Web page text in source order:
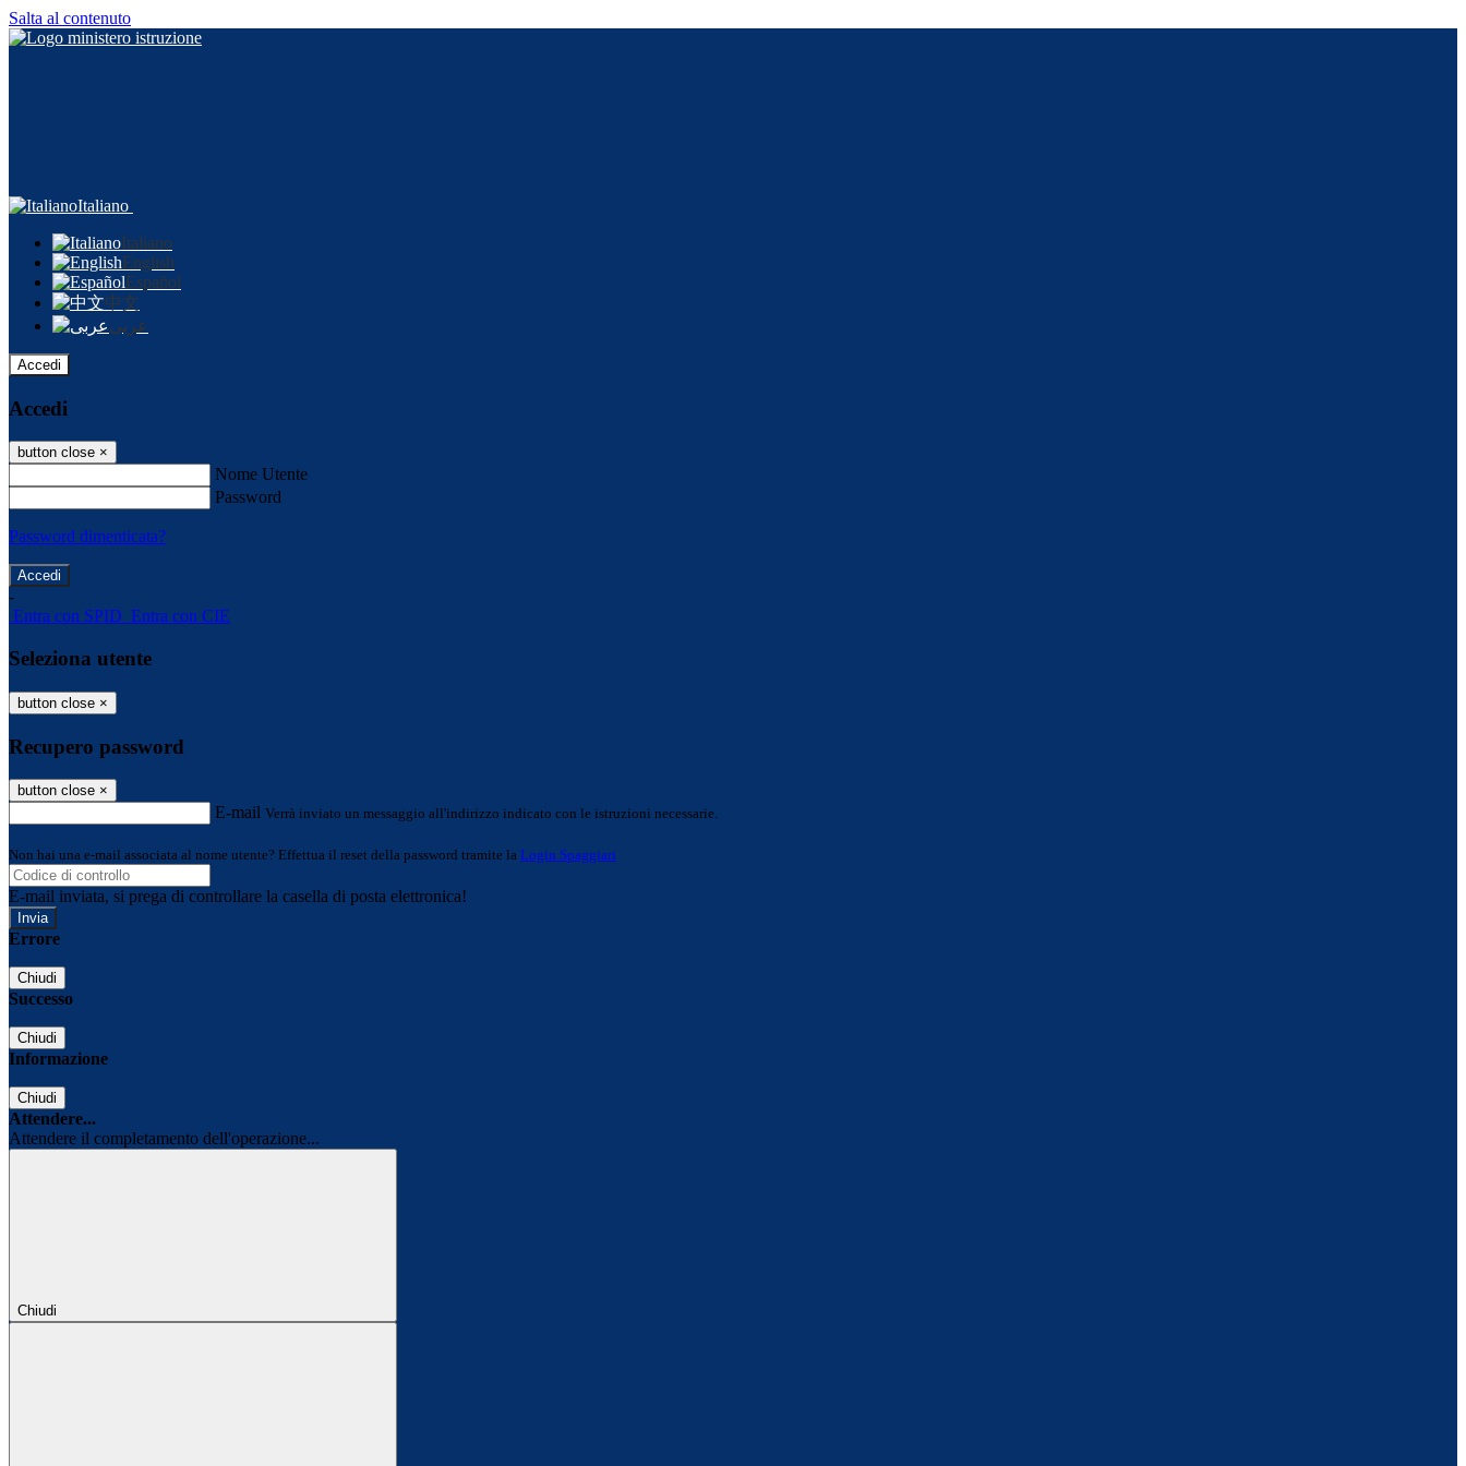
Salta al contenuto
Italiano
Italiano
English
Español
中文
عربى
Accedi
Accedi
button close ×
Nome Utente
Password
Password dimenticata?
-
Entra con SPID Entra con CIE
Seleziona utente
button close ×
Recupero password
button close ×
E-mail Verrà inviato un messaggio all'indirizzo indicato con le istruzioni necessarie.
Non hai una e-mail associata al nome utente? Effettua il reset della password tramite la Login Spaggiari
E-mail inviata, si prega di controllare la casella di posta elettronica!
Errore
Chiudi
Successo
Chiudi
Informazione
Chiudi
Attendere...
Attendere il completamento dell'operazione...
Chiudi